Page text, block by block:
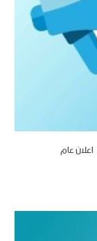
اعلان عام